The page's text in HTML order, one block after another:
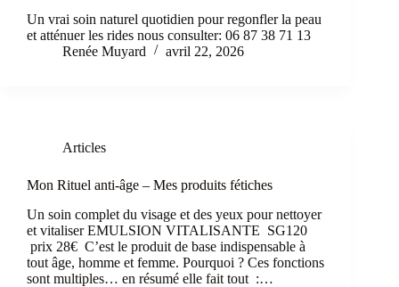
Un vrai soin naturel quotidien pour regonfler la peau
et atténuer les rides nous consulter: 06 87 38 71 13
Renée Muyard
avril 22, 2026
Articles
Mon Rituel anti-âge – Mes produits fétiches
Un soin complet du visage et des yeux pour nettoyer
et vitaliser EMULSION VITALISANTE SG120
prix 28€ C’est le produit de base indispensable à
tout âge, homme et femme. Pourquoi ? Ces fonctions
sont multiples… en résumé elle fait tout :…